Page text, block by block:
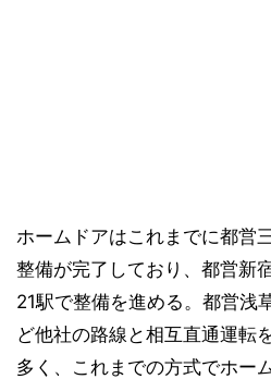
ホームドアはこれまでに都営
整備が完了しており、都営新
21駅で整備を進める。都営浅
ど他社の路線と相互直通運転
多く、これまでの方式でホー